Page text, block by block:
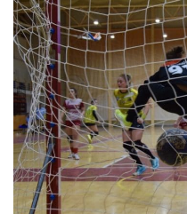
d
a
n
e
m
i
l